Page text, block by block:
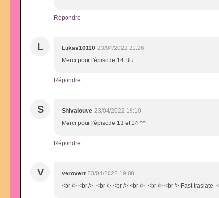
Répondre
L Lukas10110 23/04/2022 21:26
Merci pour l'épisode 14 Blu
Répondre
S Shivalouve 23/04/2022 19:10
Merci pour l'épisode 13 et 14 ^^
Répondre
V verovert 23/04/2022 19:08
<br /> <br /> <br /> <br /> <br /> <br /> <br /> Fast